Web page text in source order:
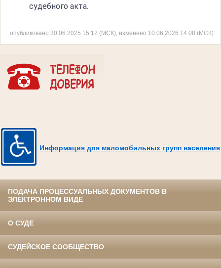
судебного акта.
опубликовано 30.06.2025 15:12 (МСК), изменено 10.06.2026 14:08 (МСК)
Информация для маломобильных групп населения
ПОДАЧА ПРОЦЕССУАЛЬНЫХ ДОКУМЕНТОВ В
ЭЛЕКТРОННОМ ВИДЕ
О СУДЕ
СУДЕЙСКОЕ СООБЩЕСТВО